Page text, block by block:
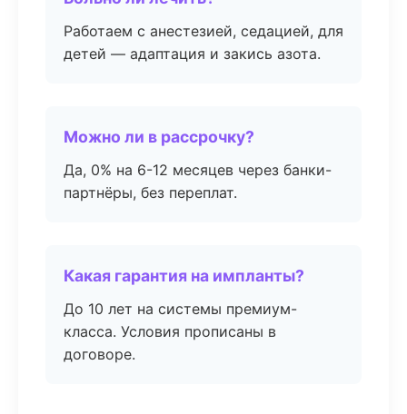
Работаем с анестезией, седацией, для
детей — адаптация и закись азота.
Можно ли в рассрочку?
Да, 0% на 6-12 месяцев через банки-
партнёры, без переплат.
Какая гарантия на импланты?
До 10 лет на системы премиум-
класса. Условия прописаны в
договоре.